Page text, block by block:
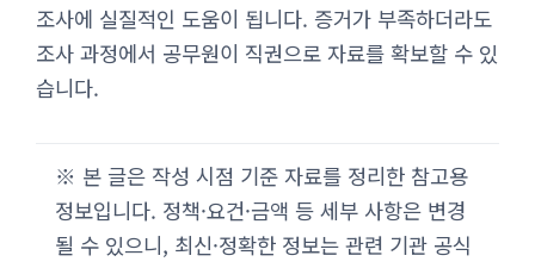
조사에 실질적인 도움이 됩니다. 증거가 부족하더라도
조사 과정에서 공무원이 직권으로 자료를 확보할 수 있
습니다.
※ 본 글은 작성 시점 기준 자료를 정리한 참고용
정보입니다. 정책·요건·금액 등 세부 사항은 변경
될 수 있으니, 최신·정확한 정보는 관련 기관 공식